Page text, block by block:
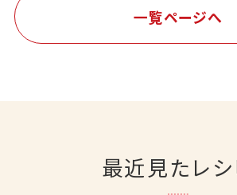
一覧ページへ
最近見たレシ